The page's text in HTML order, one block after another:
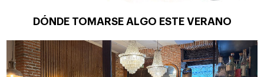
DÓNDE TOMARSE ALGO ESTE VERANO